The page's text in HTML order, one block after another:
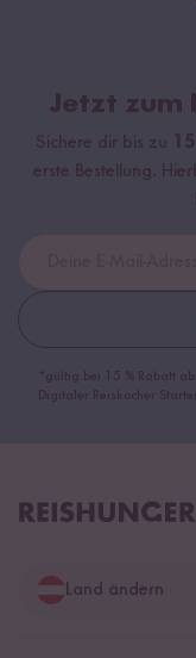
Jetzt zum
Sichere dir bis zu
erste Bestellung.
*gültig bei 15 % Rabatt
Digitaler Reiskocher
Land ändern